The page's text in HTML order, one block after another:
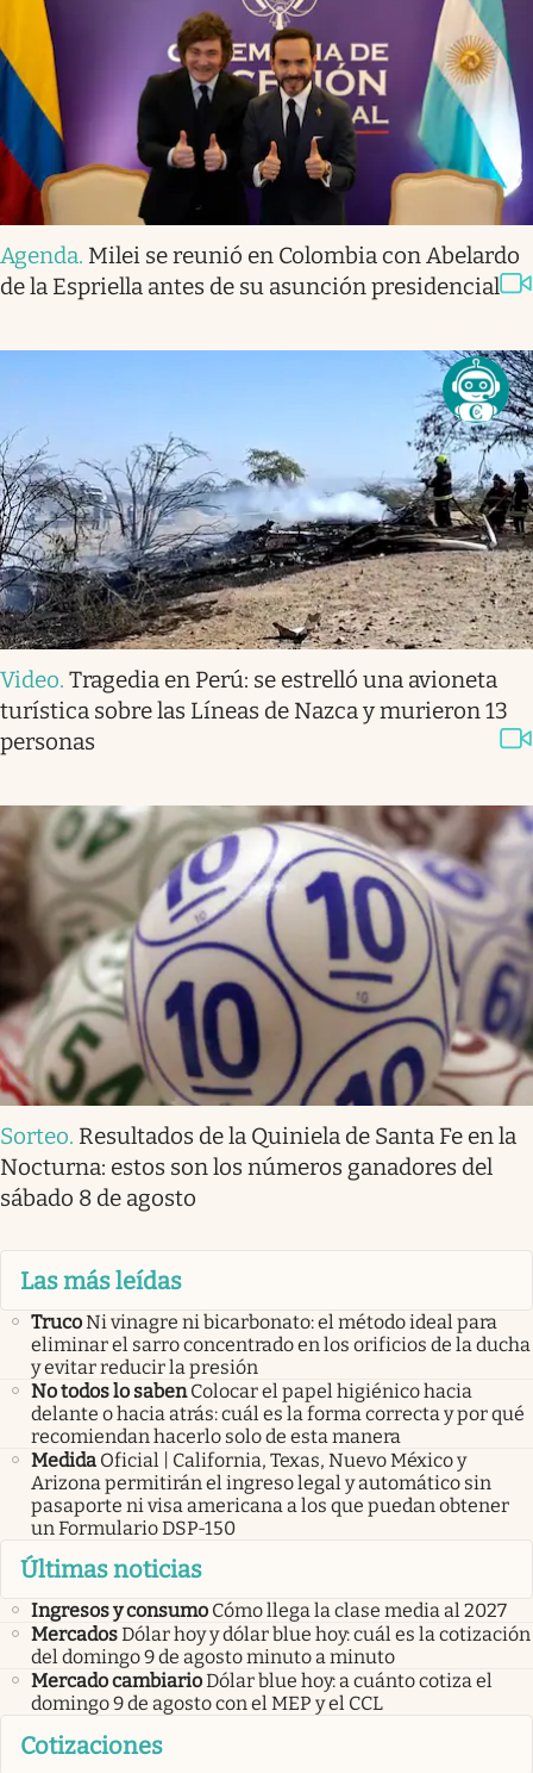
Agenda. Milei se reunió en Colombia con Abelardo
de la Espriella antes de su asunción presidencial
Video. Tragedia en Perú: se estrelló una avioneta
turística sobre las Líneas de Nazca y murieron 13
personas
Sorteo. Resultados de la Quiniela de Santa Fe en la
Nocturna: estos son los números ganadores del
sábado 8 de agosto
Las más leídas
TrucoNi vinagre ni bicarbonato: el método ideal para
eliminar el sarro concentrado en los orificios de la ducha
y evitar reducir la presión
No todos lo saben Colocar el papel higiénico hacia
delante o hacia atrás: cuál es la forma correcta y por qué
recomiendan hacerlo solo de esta manera
Medida Oficial | California, Texas, Nuevo México y
Arizona permitirán el ingreso legal y automático sin
pasaporte ni visa americana a los que puedan obtener
un Formulario DSP-150
Últimas noticias
Ingresos y consumo Cómo llega la clase media al 2027
MercadosDólar hoy y dólar blue hoy: cuál es la cotización
del domingo 9 de agosto minuto a minuto
Mercado cambiarioDólar blue hoy: a cuánto cotiza el
domingo 9 de agosto con el MEP y el CCL
Cotizaciones